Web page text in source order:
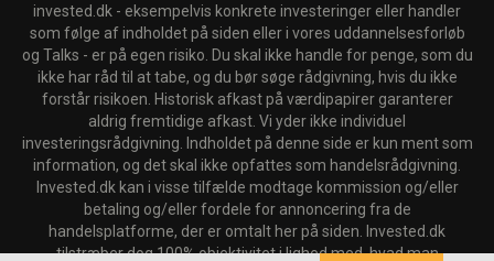
invested.dk - eksempelvis konkrete investeringer eller handler
som følge af indholdet på siden eller i vores uddannelsesforløb
og Talks - er på egen risiko. Du skal ikke handle for penge, som du
ikke har råd til at tabe, og du bør søge rådgivning, hvis du ikke
forstår risikoen. Historisk afkast på værdipapirer garanterer
aldrig fremtidige afkast. Vi yder ikke individuel
investeringsrådgivning. Indholdet på denne side er kun ment som
information, og det skal ikke opfattes som handelsrådgivning.
Invested.dk kan i visse tilfælde modtage kommission og/eller
betaling og/eller fordele for annoncering fra de
handelsplatforme, der er omtalt her på siden. Invested.dk
tilstræber dog 100% objektivitet i lighed med, hvad man